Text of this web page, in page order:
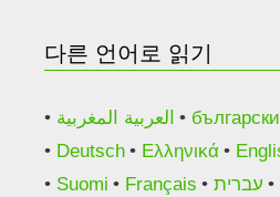
다른 언어로 읽기
العربية المغربية български
Deutsch
Ελληνικά
Suomi
Français עברית